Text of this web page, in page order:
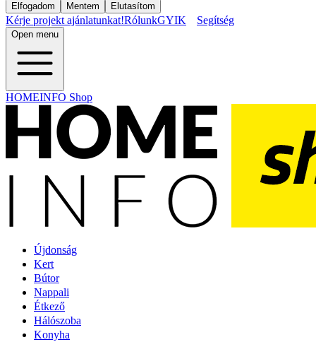
Elfogadom Mentem Elutasítom
Kérje projekt ajánlatunkat!RólunkGYIK Segítség
Open menu
HOMEINFO Shop
Újdonság
Kert
Bútor
Nappali
Étkező
Hálószoba
Konyha